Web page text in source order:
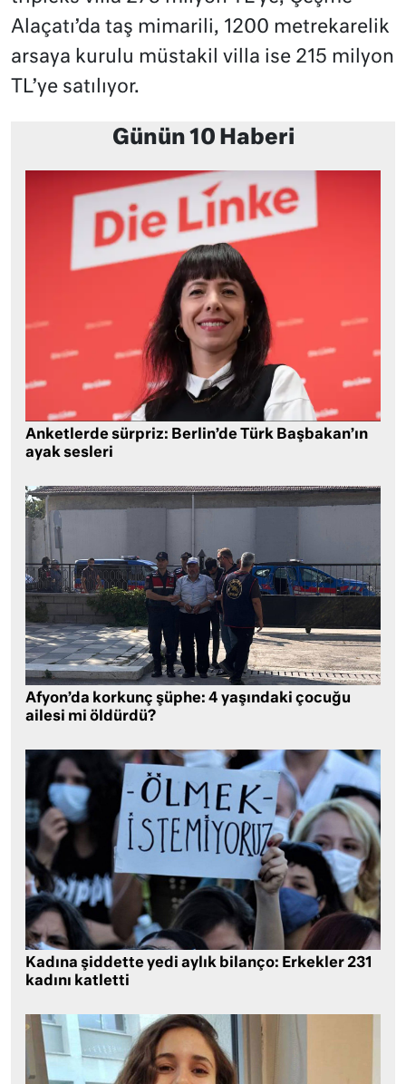
Alaçatı’da taş mimarili, 1200 metrekarelik
arsaya kurulu müstakil villa ise 215 milyon
TL’ye satılıyor.
Günün 10 Haberi
Anketlerde sürpriz: Berlin’de Türk Başbakan’ın
ayak sesleri
Afyon’da korkunç şüphe: 4 yaşındaki çocuğu
ailesi mi öldürdü?
Kadına şiddette yedi aylık bilanço: Erkekler 231
kadını katletti